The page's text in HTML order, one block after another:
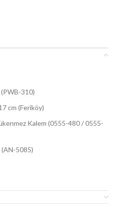
310)
cm (Feriköy)
Kalem (0555-480 / 0555-
5085)